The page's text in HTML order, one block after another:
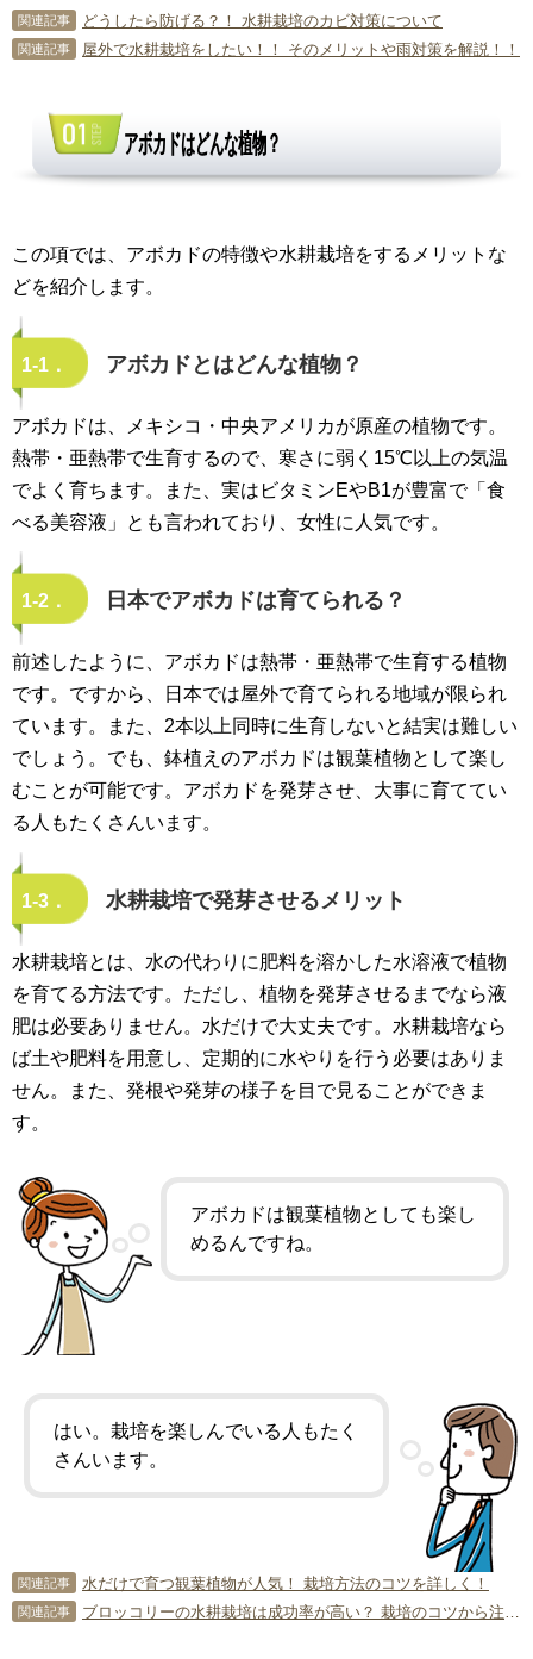
関連記事 どうしたら防げる？！ 水耕栽培のカビ対策について
関連記事 屋外で水耕栽培をしたい！！ そのメリットや雨対策を解説！！
アボカドはどんな植物？
この項では、アボカドの特徴や水耕栽培をするメリットな
どを紹介します。
1-1． アボカドとはどんな植物？
アボカドは、メキシコ・中央アメリカが原産の植物です。
熱帯・亜熱帯で生育するので、寒さに弱く15℃以上の気温
でよく育ちます。また、実はビタミンEやB1が豊富で「食
べる美容液」とも言われており、女性に人気です。
1-2． 日本でアボカドは育てられる？
前述したように、アボカドは熱帯・亜熱帯で生育する植物
です。ですから、日本では屋外で育てられる地域が限られ
ています。また、2本以上同時に生育しないと結実は難しい
でしょう。でも、鉢植えのアボカドは観葉植物として楽し
むことが可能です。アボカドを発芽させ、大事に育ててい
る人もたくさんいます。
1-3． 水耕栽培で発芽させるメリット
水耕栽培とは、水の代わりに肥料を溶かした水溶液で植物
を育てる方法です。ただし、植物を発芽させるまでなら液
肥は必要ありません。水だけで大丈夫です。水耕栽培なら
ば土や肥料を用意し、定期的に水やりを行う必要はありま
せん。また、発根や発芽の様子を目で見ることができま
す。
アボカドは観葉植物としても楽し
めるんですね。
はい。栽培を楽しんでいる人もたく
さんいます。
関連記事 水だけで育つ観葉植物が人気！ 栽培方法のコツを詳しく！
関連記事